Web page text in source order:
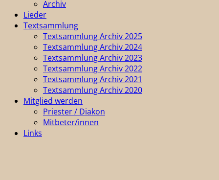
Archiv
Lieder
Textsammlung
Textsammlung Archiv 2025
Textsammlung Archiv 2024
Textsammlung Archiv 2023
Textsammlung Archiv 2022
Textsammlung Archiv 2021
Textsammlung Archiv 2020
Mitglied werden
Priester / Diakon
Mitbeter/innen
Links